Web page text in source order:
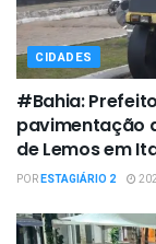
CIDADES
#Bahia:
pavimentação
de Lemos em
PORESTAGIÁRIO 2